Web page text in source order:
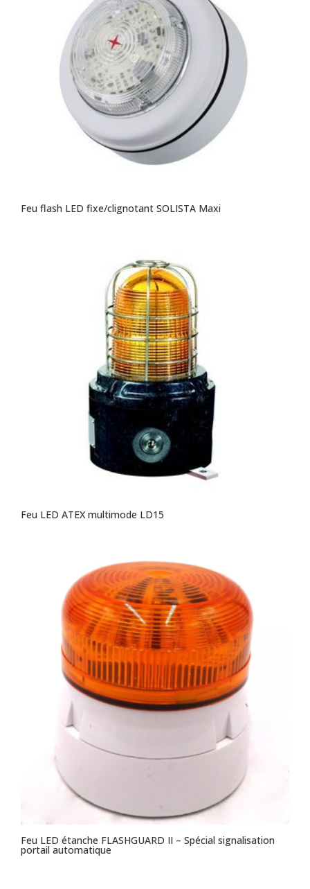
Feu flash LED fixe/clignotant SOLISTA Maxi
Feu LED ATEX multimode LD15
Feu LED étanche FLASHGUARD II – Spécial signalisation
portail automatique